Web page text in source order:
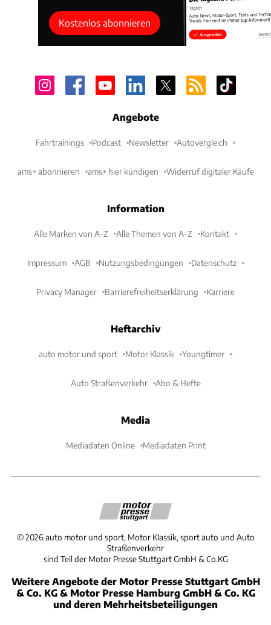
Kostenlos abonnieren
Angebote
Fahrtrainings Podcast Newsletter Autovergleich
ams+ abonnieren ams+ hier kündigen Widerruf digitaler Käufe
Information
Alle Marken von A-Z Alle Themen von A-Z Kontakt
Impressum AGB Nutzungsbedingungen Datenschutz
Privacy Manager Barrierefreiheitserklärung Karriere
Heftarchiv
auto motor und sport Motor Klassik Youngtimer
Auto Straßenverkehr Abo & Hefte
Media
Mediadaten Online Mediadaten Print
©2026 auto motor und sport, Motor Klassik, sport auto und Auto
Straßenverkehr
sind Teil der Motor Presse Stuttgart GmbH & Co.KG
Weitere Angebote der Motor Presse Stuttgart GmbH
& Co. KG & Motor Presse Hamburg GmbH & Co. KG
und deren Mehrheitsbeteiligungen